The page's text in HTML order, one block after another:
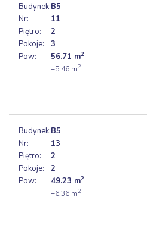
Budynek:
Nr:
Piętro:
Pokoje:
Pow:
B5
11
2
3
56.71 m2
+5.46 m2
Budynek:
Nr:
Piętro:
Pokoje:
Pow:
B5
13
2
2
49.23 m2
+6.36 m2